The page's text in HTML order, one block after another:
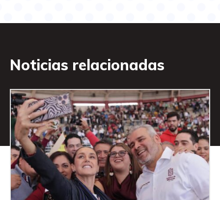
Noticias relacionadas